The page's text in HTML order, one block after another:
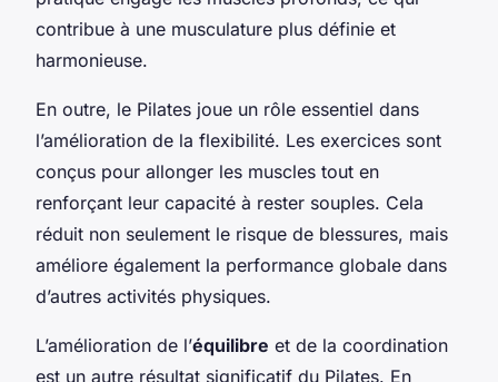
contribue à une musculature plus définie et
harmonieuse.
En outre, le Pilates joue un rôle essentiel dans
l’amélioration de la flexibilité. Les exercices sont
conçus pour allonger les muscles tout en
renforçant leur capacité à rester souples. Cela
réduit non seulement le risque de blessures, mais
améliore également la performance globale dans
d’autres activités physiques.
L’amélioration de l’équilibre et de la coordination
est un autre résultat significatif du Pilates. En